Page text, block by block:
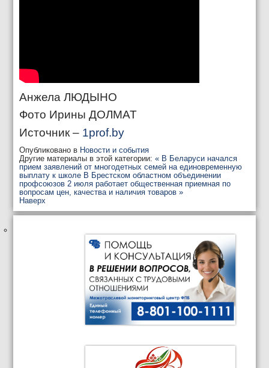
Анжела ЛЮДЫНО
Фото Ирины ДОЛМАТ
Источник – 1prof.by
Опубликовано в Новости и события
Другие материалы в этой категории: « В Беларуси начался
прием заявлений от многодетных семей на единовременную
выплату к школе В Брестском областном объединении
профсоюзов 2 июля работает общественная приемная по
вопросам цен, качества и наличия товаров »
Наверх